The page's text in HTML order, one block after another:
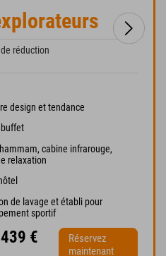
réduction
design et tendance
cabine infrarouge,
relaxation
de lavage et établi pour
sportif
€
Réservez
maintenant